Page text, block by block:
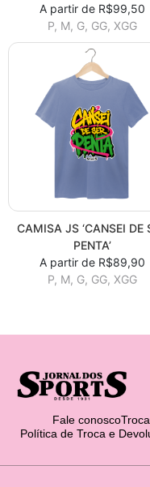
A partir de R$99,50
P, M, G, GG, XGG
CAMISA JS ‘CANSEI DE
PENTA’
A partir de R$89,90
P, M, G, GG, XGG
Fale conosco
Política de Troca e